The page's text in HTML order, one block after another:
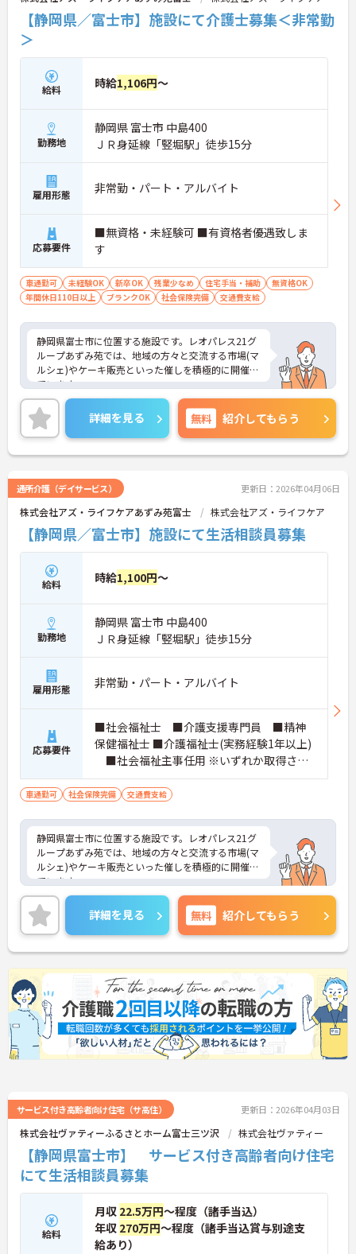
【静岡県／富士市】施設にて介護士募集＜非常勤
＞
給料 時給1,106円～
勤務地
静岡県 富士市 中島400
ＪＲ身延線「竪堀駅」徒歩15分
雇用形態 非常勤・パート・アルバイト
応募要件
■無資格・未経験可 ■有資格者優遇致しま
す
車通勤可 未経験OK 新卒OK 残業少なめ 住宅手当・補助
無資格OK
年間休日110日以上
ブランクOK 社会保険完備 交通費支給
静岡県富士市に位置する施設です。レオパレス21グ
ループあずみ苑では、地域の方々と交流する市場(マ
ルシェ)やケーキ販売といった催しを積極的に開催し
ています。
お取り引きのある企業様に特別ブースを出していた
だくなど多くの方のご協力に支えられての開催です
が、近隣住民の皆さんも多く参加され、あずみ苑と
の地域交流が進んでいるんですよ。
日勤のみの勤務で、希望休も考慮してもらえるため
す。利用者に寄り添いながらゆったりとした介護を
提供できる環境です。
ご興味をお持ちの方には詳細の情報や面接のポイン
トをお伝えしますので、お気軽にお問い合わせくだ
さいませ。
詳細を見る 無料 紹介してもらう
通所介護（デイサービス） 更新日：2026年04月06日
株式会社アズ・ライフケアあずみ苑富士 株式会社アズ・ライフケア
【静岡県／富士市】施設にて生活相談員募集
給料 時給1,100円～
勤務地
静岡県 富士市 中島400
ＪＲ身延線「竪堀駅」徒歩15分
雇用形態 非常勤・パート・アルバイト
応募要件
■社会福祉士 ■介護支援専門員 ■精神
保健福祉士 ■介護福祉士(実務経験1年以上)
■社会福祉主事任用 ※いずれか取得され
ている方。厚生労働大臣が定める科目を3科
目以上履修していることが成績証明書の提
車通勤可 社会保険完備 交通費支給
静岡県富士市に位置する施設です。レオパレス21グ
ループあずみ苑では、地域の方々と交流する市場(マ
ルシェ)やケーキ販売といった催しを積極的に開催し
ています。
お取り引きのある企業様に特別ブースを出していた
だくなど多くの方のご協力に支えられての開催です
が、近隣住民の皆さんも多く参加され、あずみ苑と
の地域交流が進んでいるんですよ。
日勤のみの勤務で、希望休も考慮してもらえるため
ワークライフバランスを重視した働き方ができま
す。利用者に寄り添いながらゆったりとした介護を
提供できる環境です。
ご興味をお持ちの方には詳細の情報や面接のポイン
トをお伝えしますので、お気軽にお問い合わせくだ
さいませ。
詳細を見る 無料 紹介してもらう
サービス付き高齢者向け住宅（サ高住） 更新日：2026年04月03日
株式会社ヴァティーふるさとホーム富士三ツ沢 株式会社ヴァティー
【静岡県富士市】 サービス付き高齢者向け住宅
にて生活相談員募集
給料
月収 22.5万円～程度（諸手当込）
年収 270万円～程度（諸手当込賞与別途支
給あり）